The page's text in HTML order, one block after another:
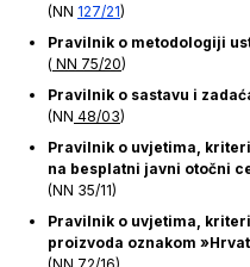
(NN 127/21)
Pravilnik o metodologiji
( NN 75/20)
Pravilnik o sastavu i
(NN 48/03)
Pravilnik o uvjetima,
na besplatni javni otočni
(NN 35/11)
Pravilnik o uvjetima,
proizvoda oznakom